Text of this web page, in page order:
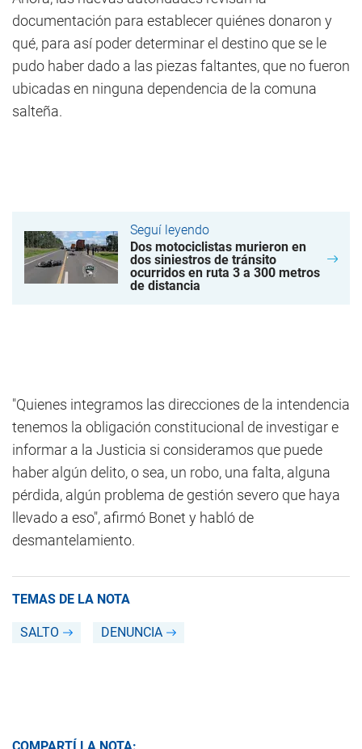
documentación para establecer quiénes donaron y
qué, para así poder determinar el destino que se le
pudo haber dado a las piezas faltantes, que no fueron
ubicadas en ninguna dependencia de la comuna
salteña.
Seguí leyendo
Dos motociclistas murieron en
dos siniestros de tránsito
ocurridos en ruta 3 a 300 metros
de distancia
"Quienes integramos las direcciones de la intendencia
tenemos la obligación constitucional de investigar e
informar a la Justicia si consideramos que puede
haber algún delito, o sea, un robo, una falta, alguna
pérdida, algún problema de gestión severo que haya
llevado a eso", afirmó Bonet y habló de
desmantelamiento.
TEMAS DE LA NOTA
SALTO DENUNCIA